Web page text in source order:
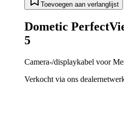
Toevoegen aan verlanglijst
Dometic
5
Camera-/displaykabel voor
Verkocht via ons